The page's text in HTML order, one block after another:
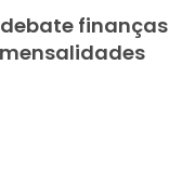
finanças